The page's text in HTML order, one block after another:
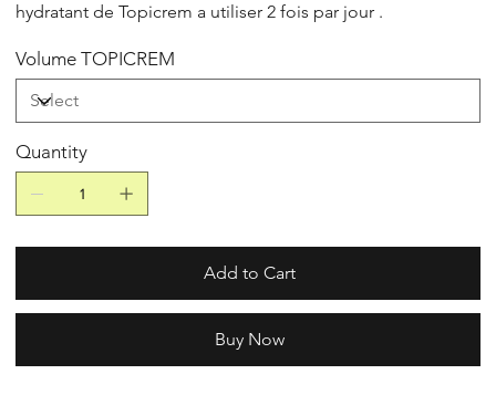
hydratant de Topicrem a utiliser 2 fois par jour .
Volume TOPICREM
Quantity
Add to Cart
Buy Now